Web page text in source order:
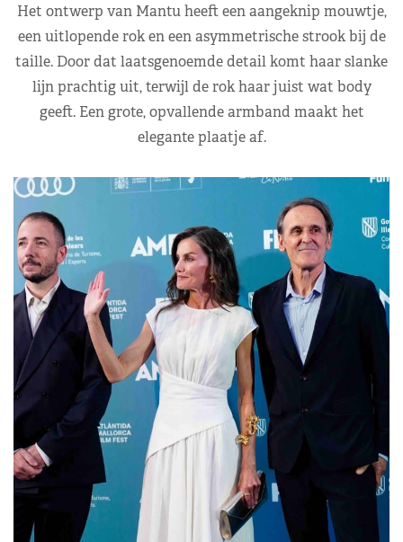
Het ontwerp van Mantu heeft een aangeknip mouwtje,
een uitlopende rok en een asymmetrische strook bij de
taille. Door dat laatsgenoemde detail komt haar slanke
lijn prachtig uit, terwijl de rok haar juist wat body
geeft. Een grote, opvallende armband maakt het
elegante plaatje af.